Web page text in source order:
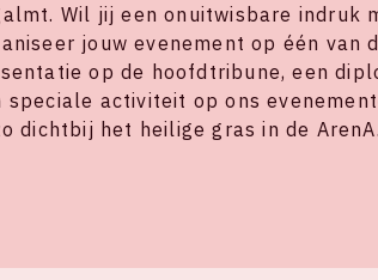
Wil jij een onuitwisbare indruk
jouw evenement op één van
op de hoofdtribune, een
speciale activiteit op ons
dichtbij het heilige gras in de ArenA.